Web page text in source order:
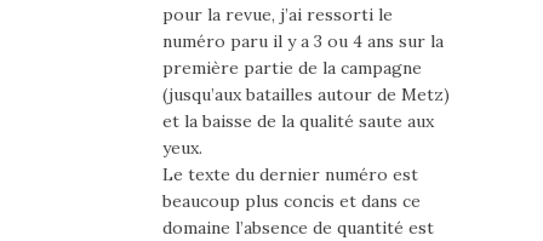
pour la revue, j’ai ressorti le
numéro paru il y a 3 ou 4 ans sur la
première partie de la campagne
(jusqu’aux batailles autour de Metz)
et la baisse de la qualité saute aux
yeux.
Le texte du dernier numéro est
beaucoup plus concis et dans ce
domaine l’absence de quantité est